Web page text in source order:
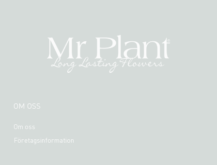
OM OSS
Om oss
Företagsinformation